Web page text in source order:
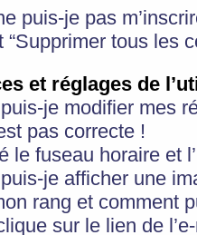
puis-je pas
“Supprimer tous les
et réglages de
je modifier mes
pas correcte !
le fuseau horaire et
je afficher une
rang et comment
sur le lien de